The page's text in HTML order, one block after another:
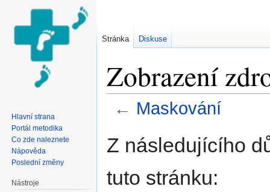
Zobrazení
← Maskování
Z následujícího
tuto stránku:
Stránka Diskuse
Hlavní strana
Portál metodika
Co zde naleznete
Nápověda
Poslední změny
Nástroje